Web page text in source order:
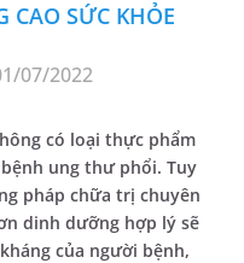
CAO SỨC KHỎE
07/2022
có loại thực phẩm
ung thư phổi. Tuy
pháp chữa trị chuyên
dinh dưỡng hợp lý sẽ
của người bệnh,